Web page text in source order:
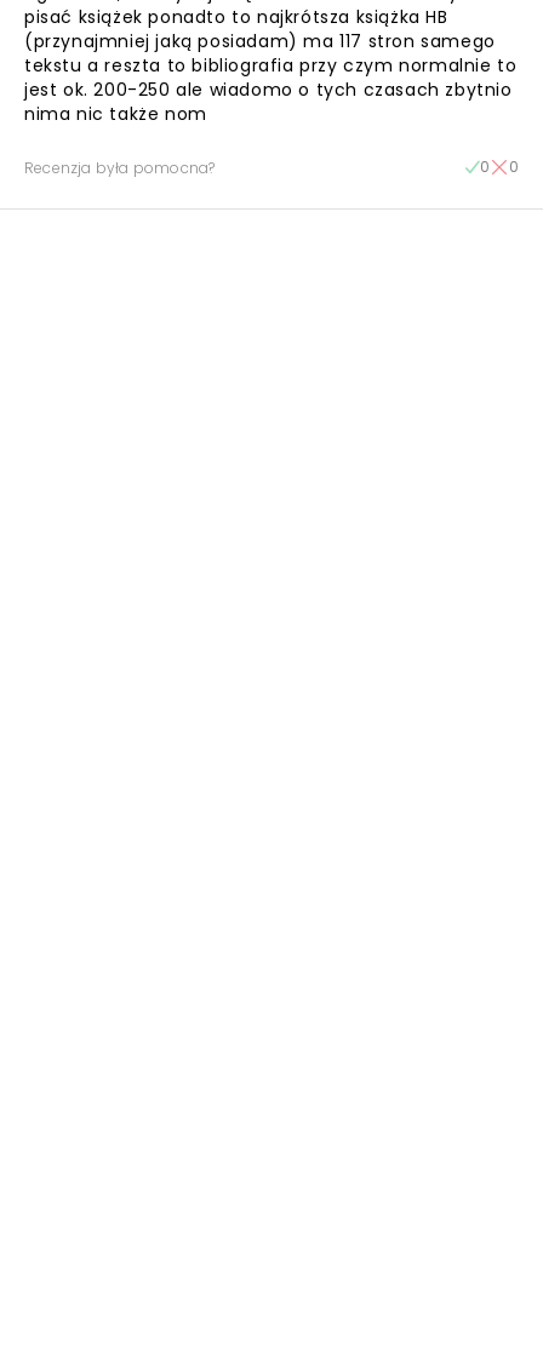
pisać książek ponadto to najkrótsza książka HB
(przynajmniej jaką posiadam) ma 117 stron samego
tekstu a reszta to bibliografia przy czym normalnie to
jest ok. 200-250 ale wiadomo o tych czasach zbytnio
nima nic także nom
Recenzja była pomocna? 0 0